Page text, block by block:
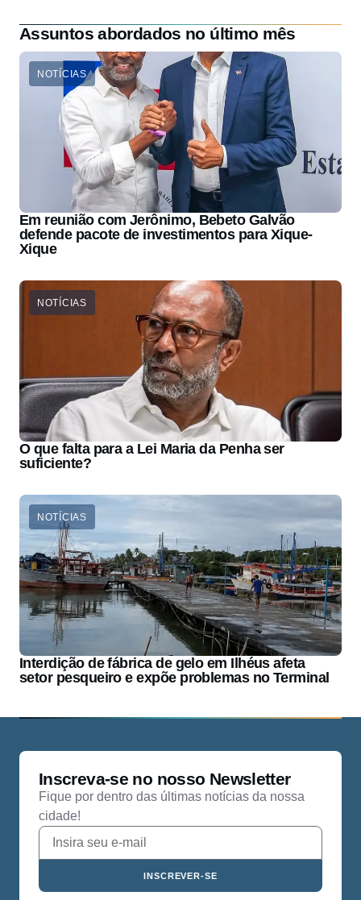
Assuntos abordados no último mês
NOTÍCIAS
Em reunião com Jerônimo, Bebeto Galvão
defende pacote de investimentos para Xique-
Xique
NOTÍCIAS
O que falta para a Lei Maria da Penha ser
suficiente?
NOTÍCIAS
Interdição de fábrica de gelo em Ilhéus afeta
setor pesqueiro e expõe problemas no Terminal
Inscreva-se no nosso Newsletter
Fique por dentro das últimas notícias da nossa
cidade!
INSCREVER-SE